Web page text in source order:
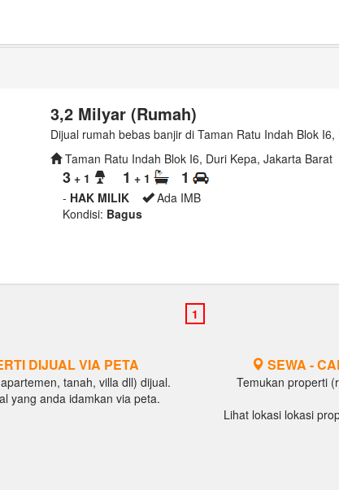
3,2 Milyar (Rumah)
Dijual rumah bebas banjir di Taman Ratu Indah Blok
Taman Ratu Indah Blok I6, Duri Kepa, Jakarta Barat
3 + 1 1 + 1 1
- HAK MILIK
Ada IMB
Kondisi: Bagus
DIJUAL VIA PETA
tanah, villa dll) dijual.
yang anda idamkan via peta.
SEWA -
Temukan properti
Lihat lokasi lokasi